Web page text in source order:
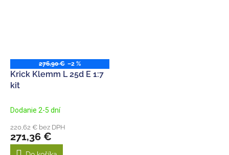
276,90 € –2 %
Krick Klemm L 25d E 1:7
kit
Dodanie 2-5 dní
220,62 € bez DPH
271,36 €